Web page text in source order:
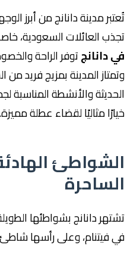
تُعتبر مدينة دانانج من أبرز
تجذب العائلات السعودية،
في دانانجتوفر الراحة
وتمتاز المدينة بمزيج فريد من
الحديثة والأنشطة المناسبة
خيارًا مثاليًا لقضاء عطلة مميزة.
الشواطئ
الساحرة
تشتهر دانانج بشواطئها
في فيتنام، وعلى رأسها شاطئ My Khe الشهير.